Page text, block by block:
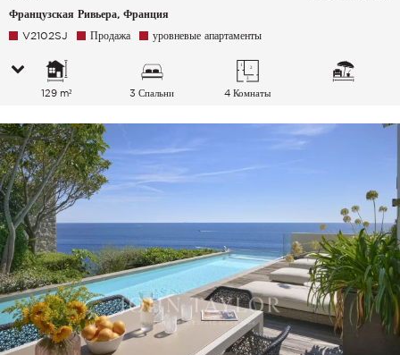
Французская Ривьера, Франция
V2102SJ Продажа уровневые апартаменты
129 m² 3 Спальни 4 Комнаты